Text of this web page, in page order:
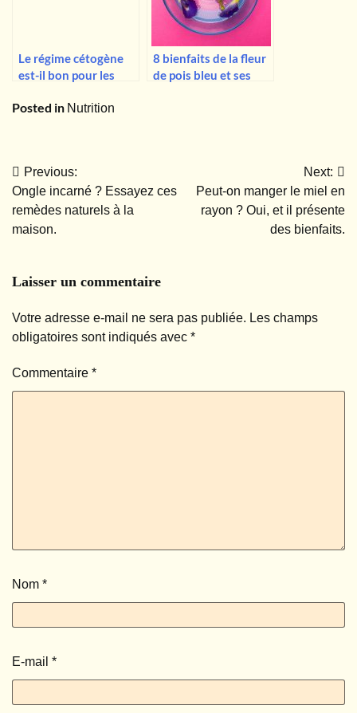
Le régime cétogène
est-il bon pour les
Quelques
8 bienfaits de la fleur
de pois bleu et ses
Posted in Nutrition
Navigation
de
l’article
Previous:
Ongle incarné ? Essayez ces
remèdes naturels à la
maison.
Next:
Peut-on manger le miel en
rayon ? Oui, et il présente
des bienfaits.
Laisser un commentaire
Votre adresse e-mail ne sera pas publiée. Les champs
obligatoires sont indiqués avec *
Commentaire *
Nom *
E-mail *